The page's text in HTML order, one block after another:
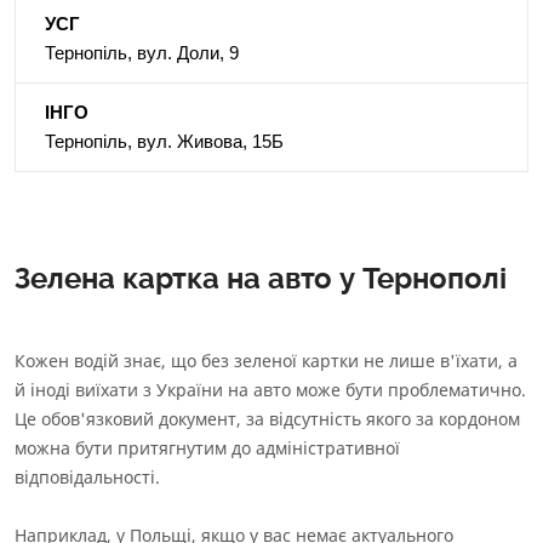
Інформація про СК
Інформаційний документ про стандартний страховий
Інформація про страховий продукт
УСГ
Тернопіль, вул. Доли, 9
ІНГО
Тернопіль, вул. Живова, 15Б
Зелена картка на авто у Тернополі
Кожен водій знає, що без зеленої картки не лише в'їхати, а
й іноді виїхати з України на авто може бути проблематично.
Це обов'язковий документ, за відсутність якого за кордоном
можна бути притягнутим до адміністративної
відповідальності.
Наприклад, у Польщі, якщо у вас немає актуального